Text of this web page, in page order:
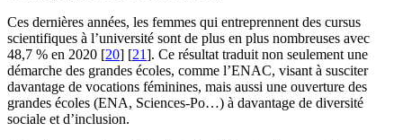
Ces dernières années, les femmes qui entreprennent des cursus
scientifiques à l’université sont de plus en plus nombreuses avec
48,7 % en 2020 [20] [21]. Ce résultat traduit non seulement une
démarche des grandes écoles, comme l’ENAC, visant à susciter
davantage de vocations féminines, mais aussi une ouverture des
grandes écoles (ENA, Sciences-Po…) à davantage de diversité
sociale et d’inclusion.